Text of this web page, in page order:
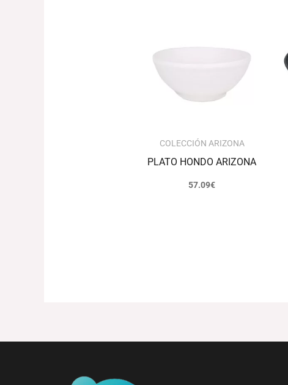
COLECCIÓN ARIZONA
PLATO HONDO ARIZONA
57.09€